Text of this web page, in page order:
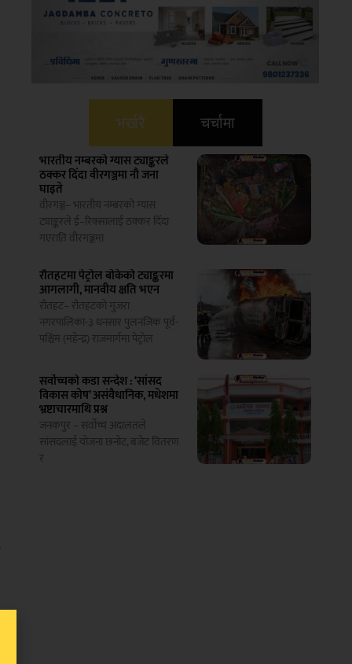
भर्खरै चर्चामा
भारतीय नम्बरको ग्यास ट्याङ्करले
ठक्कर दिँदा वीरगञ्जमा नौ जना
घाइते
वीरगञ्ज– भारतीय नम्बरको ग्यास
ट्याङ्करले ई–रिक्सालाई ठक्कर दिँदा
गएराति वीरगञ्जमा
रौतहटमा पेट्रोल बोकेको ट्याङ्करमा
आगलागी, मानवीय क्षति भएन
रौतहट– रौतहटको गुजरा
नगरपालिका-३ धनसार पुलनजिक पूर्व-
पश्चिम (महेन्द्र) राजमार्गमा पेट्रोल
सर्वोच्चको कडा सन्देश : ‘सांसद
विकास कोष’ असंवैधानिक, मधेशमा
भ्रष्टाचारमाथि प्रश्न
जनकपुर – सर्वोच्च अदालतले
सांसदलाई योजना छनोट, बजेट वितरण
र